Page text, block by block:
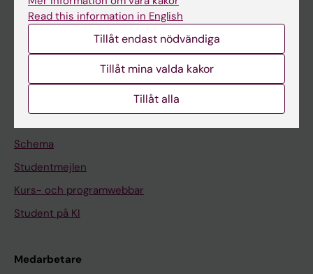
Nyheter
Schema
Studentmejlen
Kurs- och programwebbar
Student på KI
Medarbetare
Read this information in English
Tillåt endast nödvändiga
Tillåt mina valda kakor
Tillåt alla